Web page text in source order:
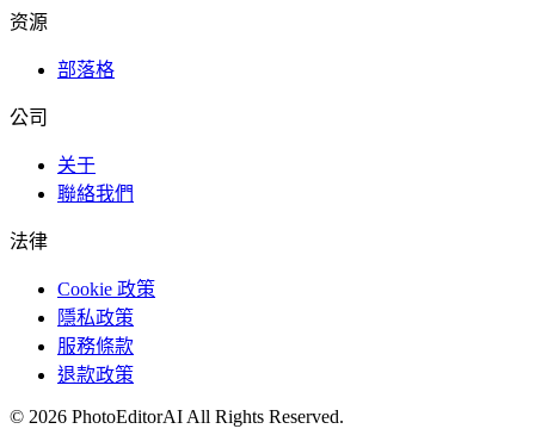
资源
部落格
公司
关于
聯絡我們
法律
Cookie 政策
隱私政策
服務條款
退款政策
© 2026 PhotoEditorAIAll Rights Reserved.